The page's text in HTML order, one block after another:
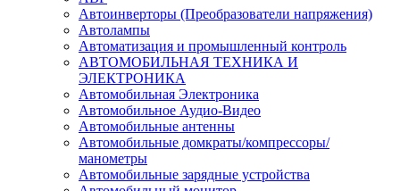
Автоинверторы (Преобразователи напряжения)
Автолампы
Автоматизация и промышленный контроль
АВТОМОБИЛЬНАЯ ТЕХНИКА И
ЭЛЕКТРОНИКА
Автомобильная Электроника
Автомобильное Аудио-Видео
Автомобильные антенны
Автомобильные домкраты/компрессоры/
манометры
Автомобильные зарядные устройства